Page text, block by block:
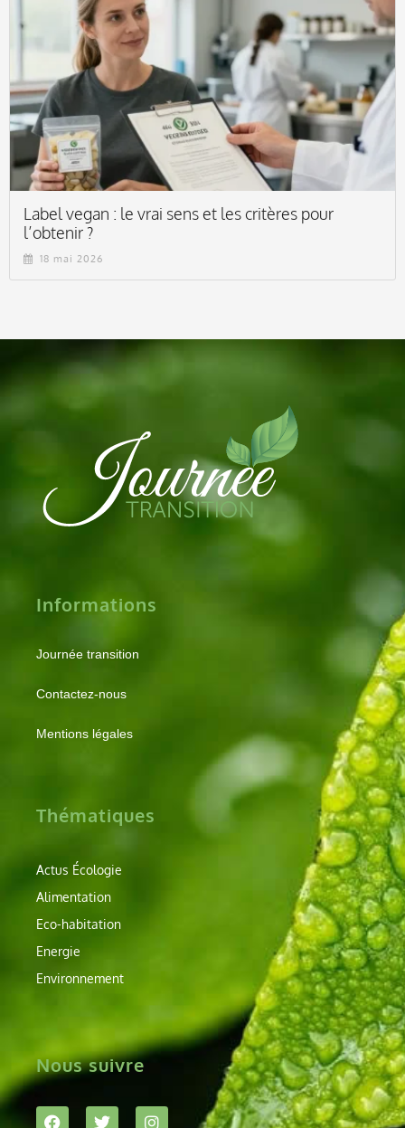
Label vegan : le vrai sens et les critères pour
l’obtenir ?
18 mai 2026
Informations
Journée transition
Contactez-nous
Mentions légales
Thématiques
Actus Écologie
Alimentation
Eco-habitation
Energie
Environnement
Nous suivre